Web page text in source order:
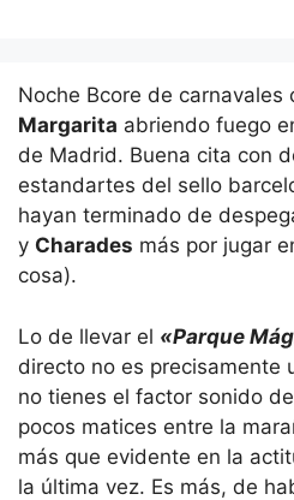
Noche Bcore de carnavales
Margarita abriendo fuego
de Madrid. Buena cita con
estandartes del sello
hayan terminado de
y Charades más por jugar
cosa).
Lo de llevar el «Parque
directo no es precisamente
no tienes el factor sonido
pocos matices entre la
más que evidente en la
la última vez. Es más, de